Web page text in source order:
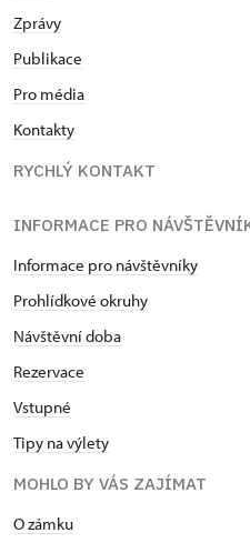
Zprávy
Publikace
Pro média
Kontakty
RYCHLÝ KONTAKT
INFORMACE PRO
Informace pro návštěvníky
Prohlídkové okruhy
Návštěvní doba
Rezervace
Vstupné
Tipy na výlety
MOHLO BY VÁS ZAJÍMAT
O zámku